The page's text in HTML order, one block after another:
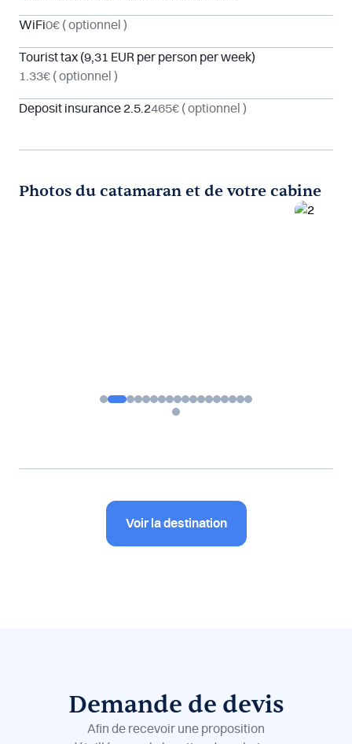
WiFi0€ ( optionnel )
Tourist tax (9,31 EUR per person per week)
1.33€ ( optionnel )
Deposit insurance 2.5.2465€ ( optionnel )
Photos du catamaran et de votre cabine
Voir la destination
Demande de devis
Afin de recevoir une proposition